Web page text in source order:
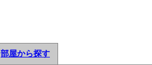
部屋から探す